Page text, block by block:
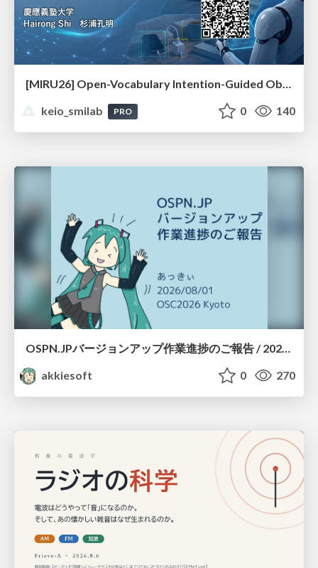
[MIRU26] Open-Vocabulary Intention-Guided Object Detection in Diverse Scenes
keio_smilab
PRO 0 140
OSPN.JPバージョンアップ作業進捗のご報告 / 20260801-osc26kyoto
akkiesoft
0 270